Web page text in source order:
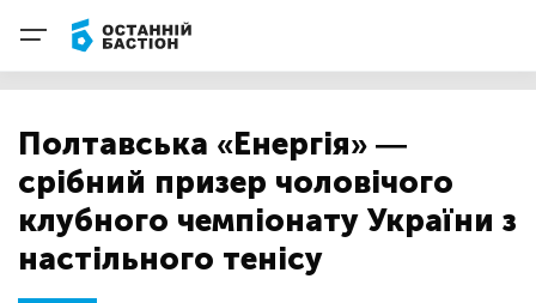
Полтавська «Енергія» —
срібний призер чоловічого
клубного чемпіонату України з
настільного тенісу